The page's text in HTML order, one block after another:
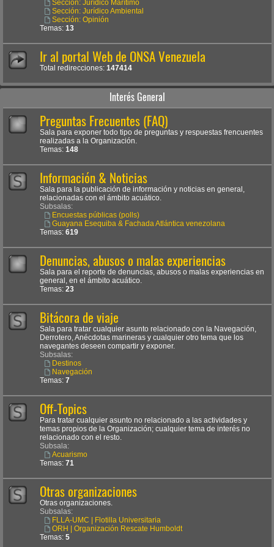
Sección: Jurídico Marítimo
Sección: Jurídico Ambiental
Sección: Opinión
Temas: 13
Ir al portal Web de ONSA Venezuela
Total redirecciones: 147414
Interés General
Preguntas Frecuentes (FAQ)
Sala para exponer todo tipo de preguntas y respuestas frencuentes
realizadas a la Organización.
Temas: 148
Información & Noticias
Sala para la publicación de información y noticias en general,
relacionadas con el ámbito acuático.
Subsalas:
Encuestas públicas (polls)
Guayana Esequiba & Fachada Atlántica venezolana
Temas: 619
Denuncias, abusos o malas experiencias
Sala para el reporte de denuncias, abusos o malas experiencias en
general, en el ámbito acuático.
Temas: 23
Bitácora de viaje
Sala para tratar cualquier asunto relacionado con la Navegación,
Derrotero, Anécdotas marineras y cualquier otro tema que los
navegantes deseen compartir y exponer.
Subsalas:
Destinos
Navegación
Temas: 7
Off-Topics
Para tratar cualquier asunto no relacionado a las actividades y
temas propios de la Organización; cualquier tema de interés no
relacionado con el resto.
Subsala:
Acuarismo
Temas: 71
Otras organizaciones
Otras organizaciones.
Subsalas:
FLLA-UMC | Flotilla Universitaria
ORH | Organización Rescate Humboldt
Temas: 5